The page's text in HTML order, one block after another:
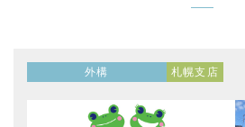
外構 札幌支店